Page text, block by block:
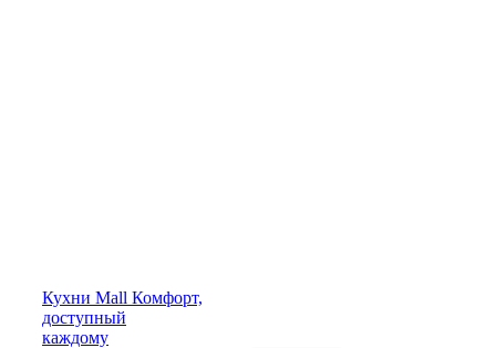
Кухни Mall Комфорт,
доступный
каждому